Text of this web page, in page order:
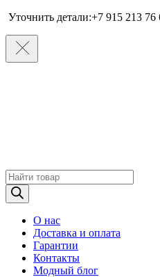
Уточнить детали:+7 915 213
Поиск
товаров
О нас
Доставка и оплата
Гарантии
Контакты
Модный блог